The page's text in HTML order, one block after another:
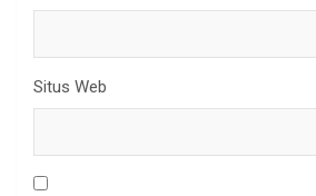
Situs Web